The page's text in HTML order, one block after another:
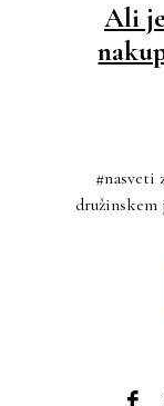
Ali
#nasveti